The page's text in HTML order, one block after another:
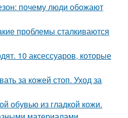
почему люди обожают
проблемы сталкиваются
10 аксессуаров, которые
за кожей стоп. Уход за
обувью из гладкой кожи.